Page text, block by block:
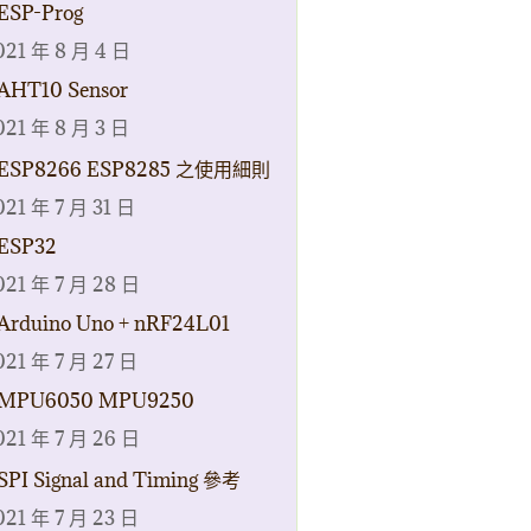
Prog
年 8 月 4 日
Sensor
年 8 月 3 日
ESP8285 之使用細則
年 7 月 31 日
年 7 月 28 日
Uno + nRF24L01
年 7 月 27 日
MPU9250
年 7 月 26 日
Signal and Timing 參考
年 7 月 23 日